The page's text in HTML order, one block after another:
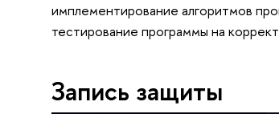
имплементирование алгоритмов
тестирование программы на
Запись защиты